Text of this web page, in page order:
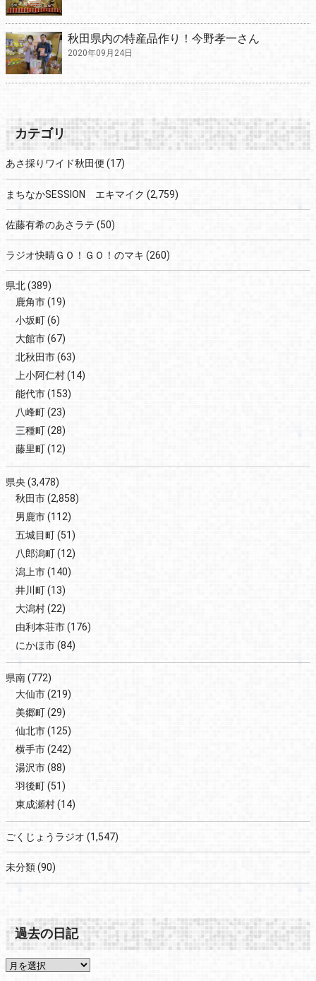
秋田県内の特産品作り！今野孝一さん
2020年09月24日
カテゴリ
あさ採りワイド秋田便 (17)
まちなかSESSION エキマイク (2,759)
佐藤有希のあさラテ (50)
ラジオ快晴ＧＯ！ＧＯ！のマキ (260)
県北(389)
鹿角市(19)
小坂町(6)
大館市(67)
北秋田市(63)
上小阿仁村(14)
能代市(153)
八峰町(23)
三種町(28)
藤里町(12)
県央 (3,478)
秋田市(2,858)
男鹿市(112)
五城目町(51)
八郎潟町(12)
潟上市(140)
井川町(13)
大潟村(22)
由利本荘市(176)
にかほ市(84)
県南(772)
大仙市(219)
美郷町(29)
仙北市(125)
横手市(242)
湯沢市(88)
羽後町(51)
東成瀬村(14)
ごくじょうラジオ (1,547)
未分類(90)
過去の日記